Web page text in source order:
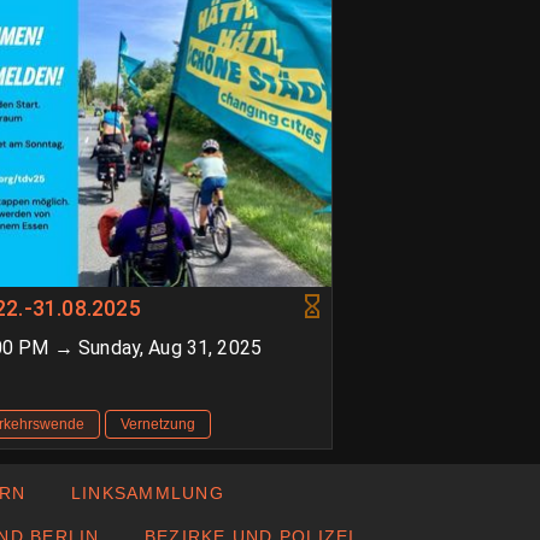
31.08.2025
PM → Sunday, Aug 31, 2025
Vernetzung
LINKSAMMLUNG